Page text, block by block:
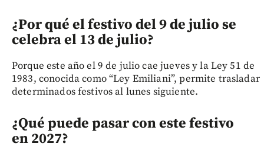
¿Por qué el festivo del 9 de julio se
celebra el 13 de julio?
Porque este año el 9 de julio cae jueves y la Ley 51 de
1983, conocida como “Ley Emiliani”, permite trasladar
determinados festivos al lunes siguiente.
¿Qué puede pasar con este festivo
en 2027?